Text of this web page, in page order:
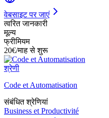
वेबसाइट पर जाएं
त्वरित जानकारी
मूल्य
फ्रीमियम
20€/माह से शुरू
श्रेणी
Code et Automatisation
संबंधित श्रेणियां
Business et Productivité